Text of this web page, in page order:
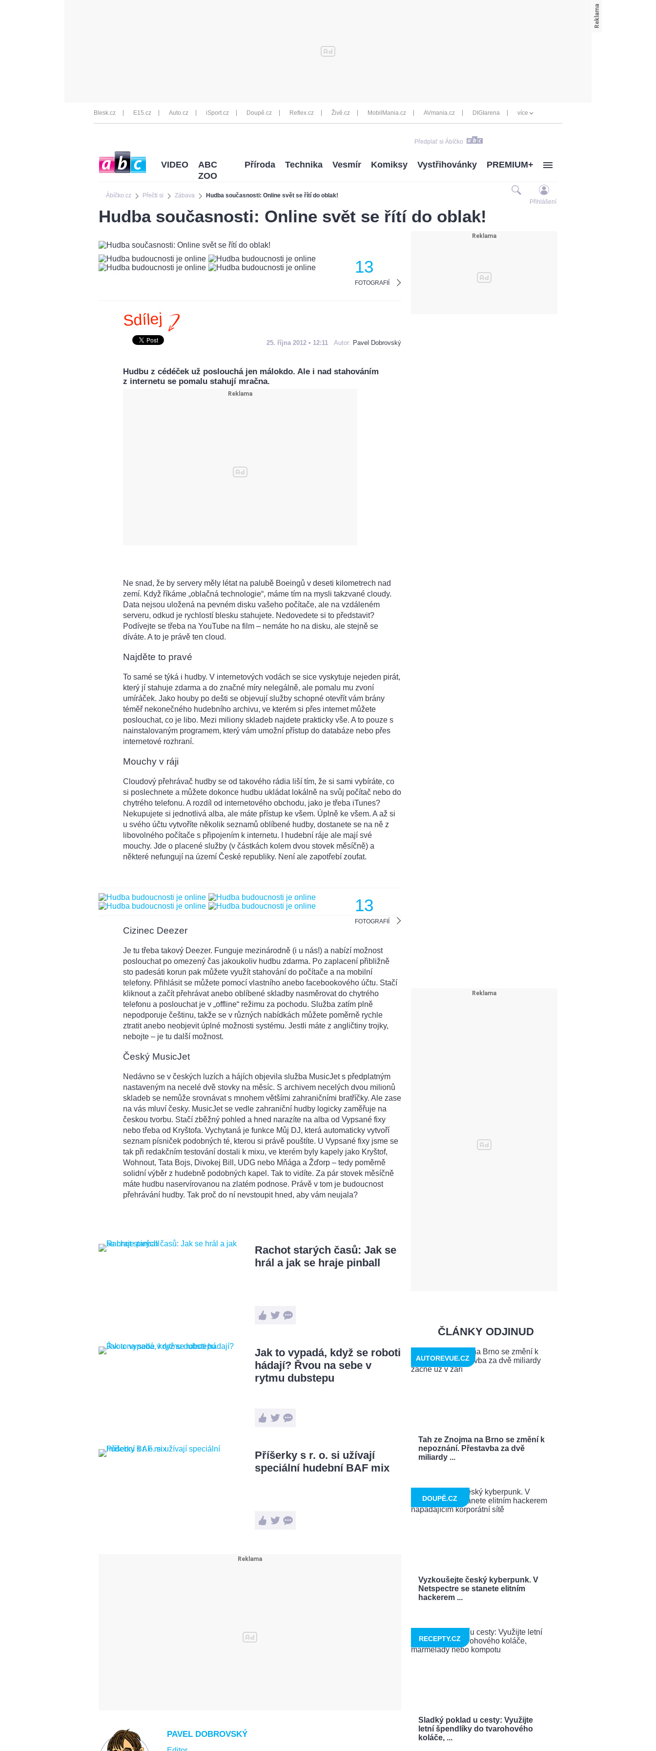
Blesk.cz E15.cz Auto.cz iSport.cz Doupě.cz Reflex.cz Živě.cz MobilMania.cz AVmania.cz DIGIarena více
Předplať si Ábíčko
Ábíčko.cz Přečti si Zábava Hudba současnosti: Online svět se řítí do oblak!
VIDEO
ABC
ZOO
Příroda Technika Vesmír Komiksy Vystřihovánky PREMIUM+
Přihlášení
Hudba současnosti: Online svět se řítí do oblak!
13
FOTOGRAFIÍ
Sdílej
25. října 2012 • 12:11 Autor: Pavel Dobrovský
Hudbu z cédéček už poslouchá jen málokdo. Ale i nad stahováním
z internetu se pomalu stahují mračna.
Ne snad, že by servery měly létat na palubě Boeingů v deseti kilometrech nad
zemí. Když říkáme „oblačná technologie“, máme tím na mysli takzvané cloudy.
Data nejsou uložená na pevném disku vašeho počítače, ale na vzdáleném
serveru, odkud je rychlostí blesku stahujete. Nedovedete si to představit?
Podívejte se třeba na YouTube na film – nemáte ho na disku, ale stejně se
díváte. A to je právě ten cloud.
Najděte to pravé
To samé se týká i hudby. V internetových vodách se sice vyskytuje nejeden pirát,
který jí stahuje zdarma a do značné míry nelegálně, ale pomalu mu zvoní
umíráček. Jako houby po dešti se objevují služby schopné otevřít vám brány
téměř nekonečného hudebního archivu, ve kterém si přes internet můžete
poslouchat, co je libo. Mezi miliony skladeb najdete prakticky vše. A to pouze s
nainstalovaným programem, který vám umožní přístup do databáze nebo přes
internetové rozhraní.
Mouchy v ráji
Cloudový přehrávač hudby se od takového rádia liší tím, že si sami vybíráte, co
si poslechnete a můžete dokonce hudbu ukládat lokálně na svůj počítač nebo do
chytrého telefonu. A rozdíl od internetového obchodu, jako je třeba iTunes?
Nekupujete si jednotlivá alba, ale máte přístup ke všem. Úplně ke všem. A až si
u svého účtu vytvoříte několik seznamů oblíbené hudby, dostanete se na ně z
libovolného počítače s připojením k internetu. I hudební ráje ale mají své
mouchy. Jde o placené služby (v částkách kolem dvou stovek měsíčně) a
některé nefungují na území České republiky. Není ale zapotřebí zoufat.
13
FOTOGRAFIÍ
Cizinec Deezer
Je tu třeba takový Deezer. Funguje mezinárodně (i u nás!) a nabízí možnost
poslouchat po omezený čas jakoukoliv hudbu zdarma. Po zaplacení přibližně
sto padesáti korun pak můžete využít stahování do počítače a na mobilní
telefony. Přihlásit se můžete pomocí vlastního anebo facebookového účtu. Stačí
kliknout a začít přehrávat anebo oblíbené skladby nasměrovat do chytrého
telefonu a poslouchat je v „offline“ režimu za pochodu. Služba zatím plně
nepodporuje češtinu, takže se v různých nabídkách můžete poměrně rychle
ztratit anebo neobjevit úplné možnosti systému. Jestli máte z angličtiny trojky,
nebojte – je tu další možnost.
Český MusicJet
Nedávno se v českých luzích a hájích objevila služba MusicJet s předplatným
nastaveným na necelé dvě stovky na měsíc. S archivem necelých dvou milionů
skladeb se nemůže srovnávat s mnohem většími zahraničními bratříčky. Ale zase
na vás mluví česky. MusicJet se vedle zahraniční hudby logicky zaměřuje na
českou tvorbu. Stačí zběžný pohled a hned narazíte na alba od Vypsané fixy
nebo třeba od Kryštofa. Vychytaná je funkce Můj DJ, která automaticky vytvoří
seznam písniček podobných té, kterou si právě pouštíte. U Vypsané fixy jsme se
tak při redakčním testování dostali k mixu, ve kterém byly kapely jako Kryštof,
Wohnout, Tata Bojs, Divokej Bill, UDG nebo Mňága a Žďorp – tedy poměrně
solidní výběr z hudebně podobných kapel. Tak to vidíte. Za pár stovek měsíčně
máte hudbu naservírovanou na zlatém podnose. Právě v tom je budoucnost
přehrávání hudby. Tak proč do ní nevstoupit hned, aby vám neujala?
Rachot starých časů: Jak se
hrál a jak se hraje pinball
Jak to vypadá, když se roboti
hádají? Řvou na sebe v
rytmu dubstepu
Příšerky s r. o. si užívají
speciální hudební BAF mix
PAVEL DOBROVSKÝ
ČLÁNKY ODJINUD
Tah ze Znojma na Brno se změní k
nepoznání. Přestavba za dvě
miliardy ...
AUTOREVUE.CZ
Vyzkoušejte český kyberpunk. V
Netspectre se stanete elitním
hackerem ...
DOUPĚ.CZ
Sladký poklad u cesty: Využijte
letní špendlíky do tvarohového
koláče, ...
RECEPTY.CZ